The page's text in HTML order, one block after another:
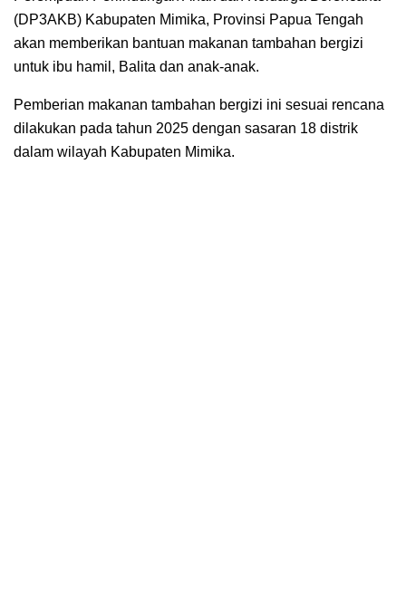
(DP3AKB) Kabupaten Mimika, Provinsi Papua Tengah
akan memberikan bantuan makanan tambahan bergizi
untuk ibu hamil, Balita dan anak-anak.
Pemberian makanan tambahan bergizi ini sesuai rencana
dilakukan pada tahun 2025 dengan sasaran 18 distrik
dalam wilayah Kabupaten Mimika.